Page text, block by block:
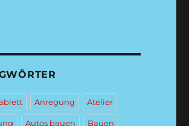
Anregung Atelier
Autos bauen Bauen